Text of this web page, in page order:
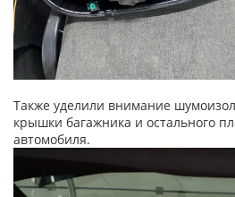
Также уделили внимание
крышки багажника и остального
автомобиля.